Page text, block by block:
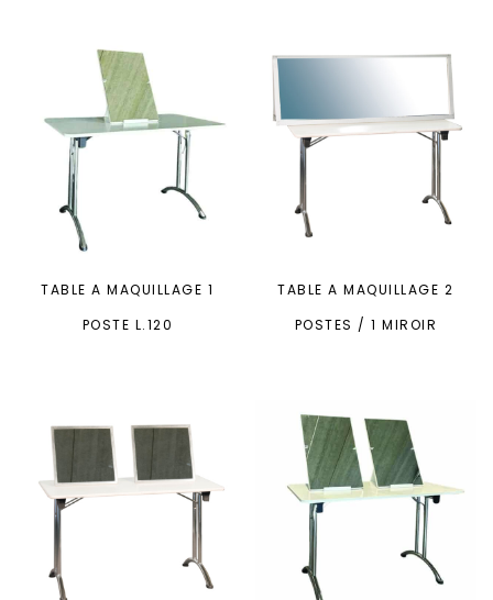
TABLE A MAQUILLAGE 1
POSTE L.120
TABLE A MAQUILLAGE 2
POSTES / 1 MIROIR